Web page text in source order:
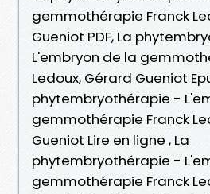
gemmothérapie Franck
Gueniot PDF, La
L'embryon de la
Ledoux, Gérard Gueniot
phytembryothérapie -
gemmothérapie Franck
Gueniot Lire en ligne , La
phytembryothérapie -
gemmothérapie Franck